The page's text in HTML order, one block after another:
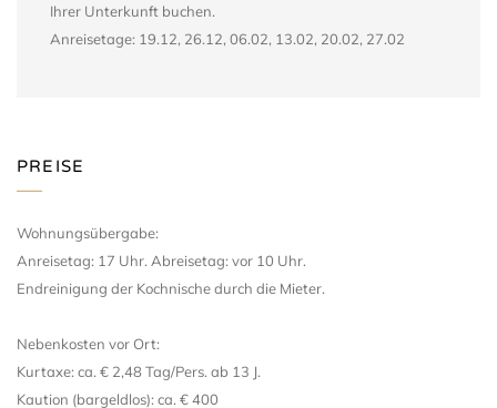
Ihrer Unterkunft buchen.
Anreisetage: 19.12, 26.12, 06.02, 13.02, 20.02, 27.02
PREISE
Wohnungsübergabe:
Anreisetag: 17 Uhr. Abreisetag: vor 10 Uhr.
Endreinigung der Kochnische durch die Mieter.
Nebenkosten vor Ort:
Kurtaxe: ca. € 2,48 Tag/Pers. ab 13 J.
Kaution (bargeldlos): ca. € 400